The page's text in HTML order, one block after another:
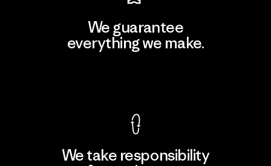
We guarantee
everything we make.
We take responsibility